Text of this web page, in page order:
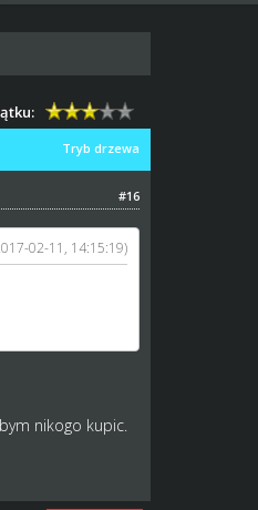
Tryb drzewa
#16
02-11, 14:15:19)
nikogo kupic.